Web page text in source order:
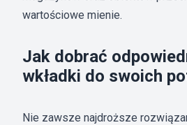
wartościowe mienie.
Jak dobrać
wkładki do swoich
Nie zawsze najdroższe